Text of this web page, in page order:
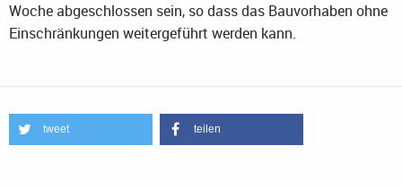
Woche abgeschlossen sein, so dass das Bauvorhaben ohne
Einschränkungen weitergeführt werden kann.
tweet teilen